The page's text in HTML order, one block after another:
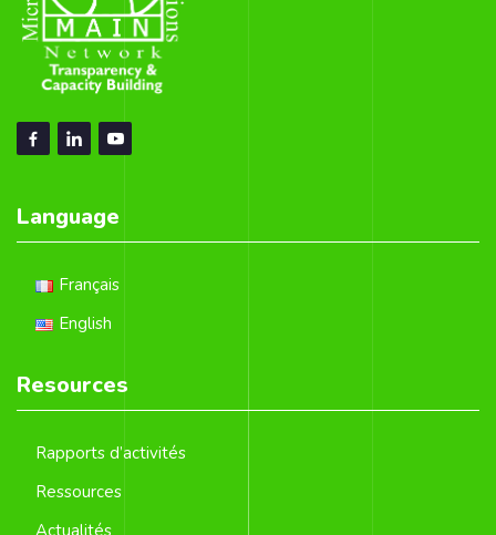
Language
Français
English
Resources
Rapports d’activités
Ressources
Actualités